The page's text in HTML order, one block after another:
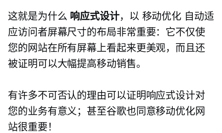
这就是为什么 响应式设计，以 移动优化 自动适
应访问者屏幕尺寸的布局非常重要：它不仅使
您的网站在所有屏幕上看起来更美观，而且还
被证明可以大幅提高移动销售。
有许多不可否认的理由可以证明响应式设计对
您的业务有意义；甚至谷歌也同意移动优化网
站很重要！